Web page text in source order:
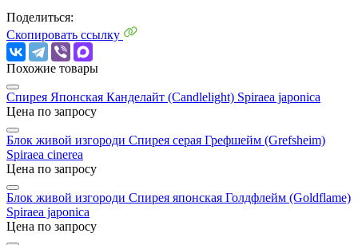
Поделиться:
Скопировать ссылку
Похожие товары
Cпирея Японская Канделайт (Candlelight) Spiraea japonica
Цена по запросу
Блок живой изгороди Спирея серая Грефшейм (Grefsheim)
Spiraea cinerea
Цена по запросу
Блок живой изгороди Спирея японская Голдфлейм (Goldflame)
Spiraea japonica
Цена по запросу